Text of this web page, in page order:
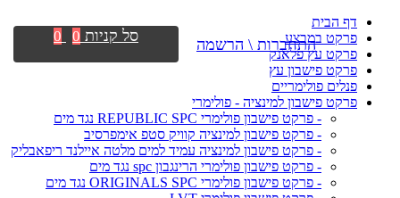
דף הבית
פרקט במבצע
פרקט עץ פלאנק
פרקט פישבון עץ
פנלים פולימריים
פרקט פישבון למינציה - פולימרי
- פרקט פישבון פולימרי REPUBLIC SPC נגד מים
- פרקט פישבון למינציה קוויק סטפ אימפרסיב
- פרקט פישבון למינציה עמיד למים מלטה איילנד ריפאבליק
- פרקט פישבון פולימרי הרינגבון spc נגד מים
- פרקט פישבון פולימרי ORIGINALS SPC נגד מים
התחברות \ הרשמה סל קניות 0
0